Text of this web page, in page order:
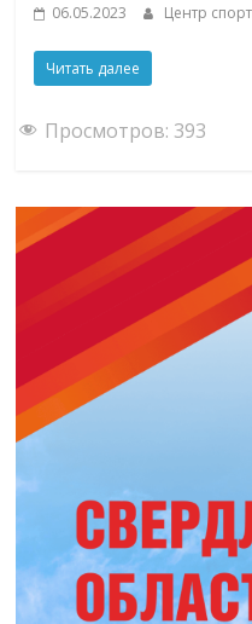
06.05.2023 Центр
Читать далее
Просмотров: 393